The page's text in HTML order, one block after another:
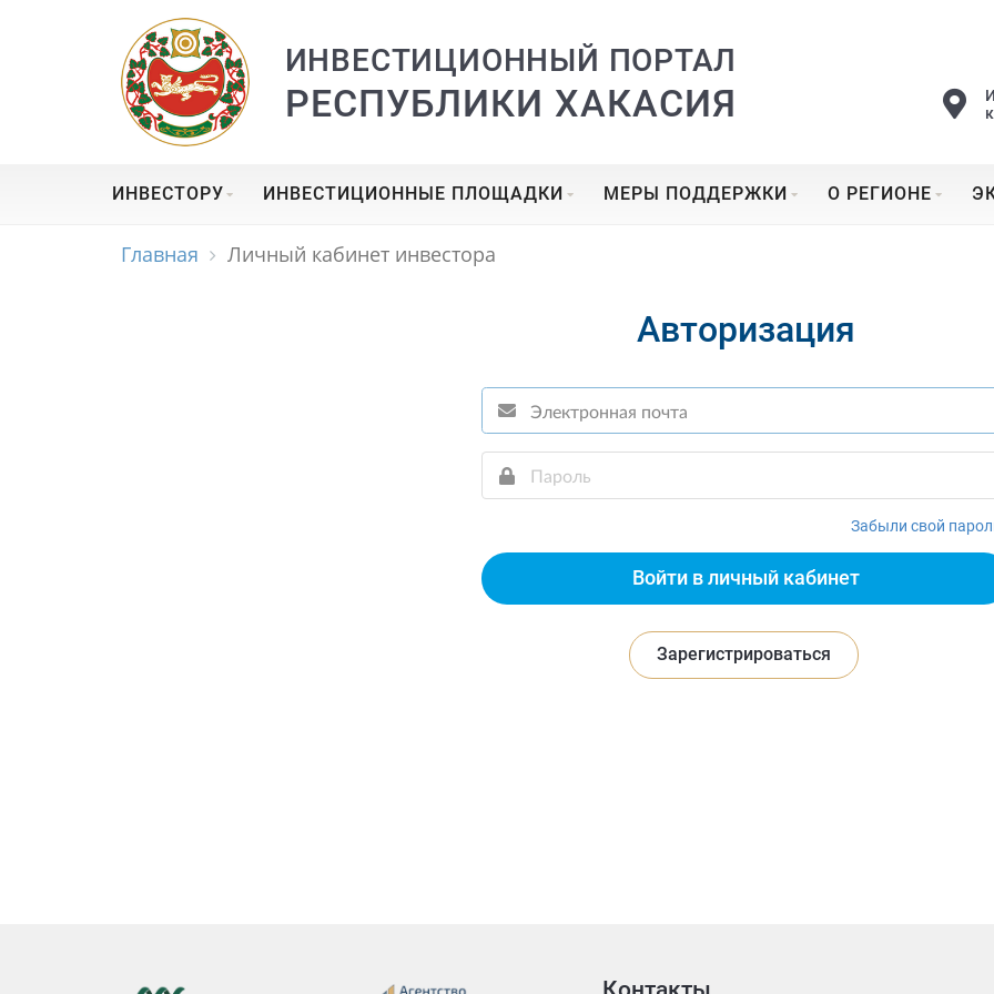
ИНВЕСТИЦИОННЫЙ ПОРТАЛ
РЕСПУБЛИКИ ХАКАСИЯ
ИНВЕСТОРУ ИНВЕСТИЦИОННЫЕ ПЛОЩАДКИ МЕРЫ ПОДДЕРЖКИ О РЕГИОНЕ
Главная Личный кабинет инвестора
Авторизация
Забыли свой
Зарегистрироваться